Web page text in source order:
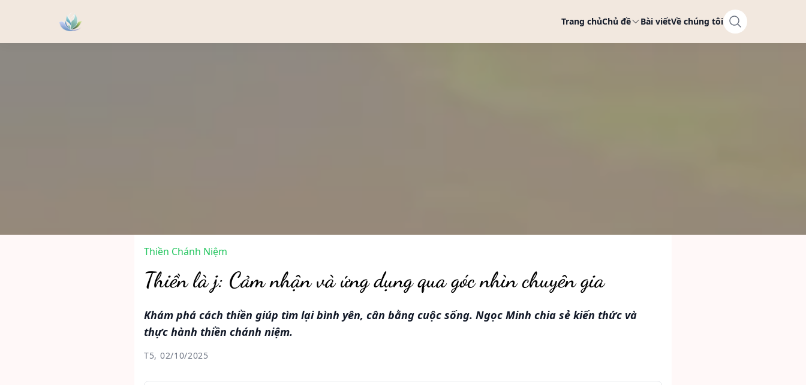
Trang chủChủ đề Bài viếtVề chúng tôi
Thiền Chánh Niệm
Thiền là j: Cảm nhận và ứng dụng qua góc nhìn chuyên gia
Khám phá cách thiền giúp tìm lại bình yên, cân bằng cuộc sống. Ngọc Minh chia sẻ kiến thức và
thực hành thiền chánh niệm.
T5, 02/10/2025